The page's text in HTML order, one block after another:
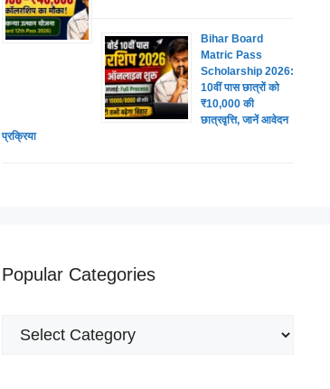
Bihar Board
Matric Pass
Scholarship 2026:
10वीं पास छात्रों को
₹10,000 की
छात्रवृत्ति, जानें आवेदन
प्रक्रिया
Popular Categories
Popular